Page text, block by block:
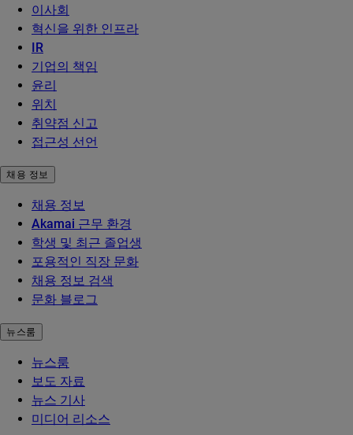
이사회
혁신을 위한 인프라
IR
기업의 책임
윤리
위치
취약점 신고
접근성 선언
채용 정보
채용 정보
Akamai 근무 환경
학생 및 최근 졸업생
포용적인 직장 문화
채용 정보 검색
문화 블로그
뉴스룸
뉴스룸
보도 자료
뉴스 기사
미디어 리소스